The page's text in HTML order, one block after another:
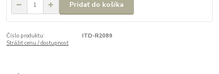
Pridať do košíka
Číslo produktu:
ITD-R2089
Strážiť cenu / dostupnosť